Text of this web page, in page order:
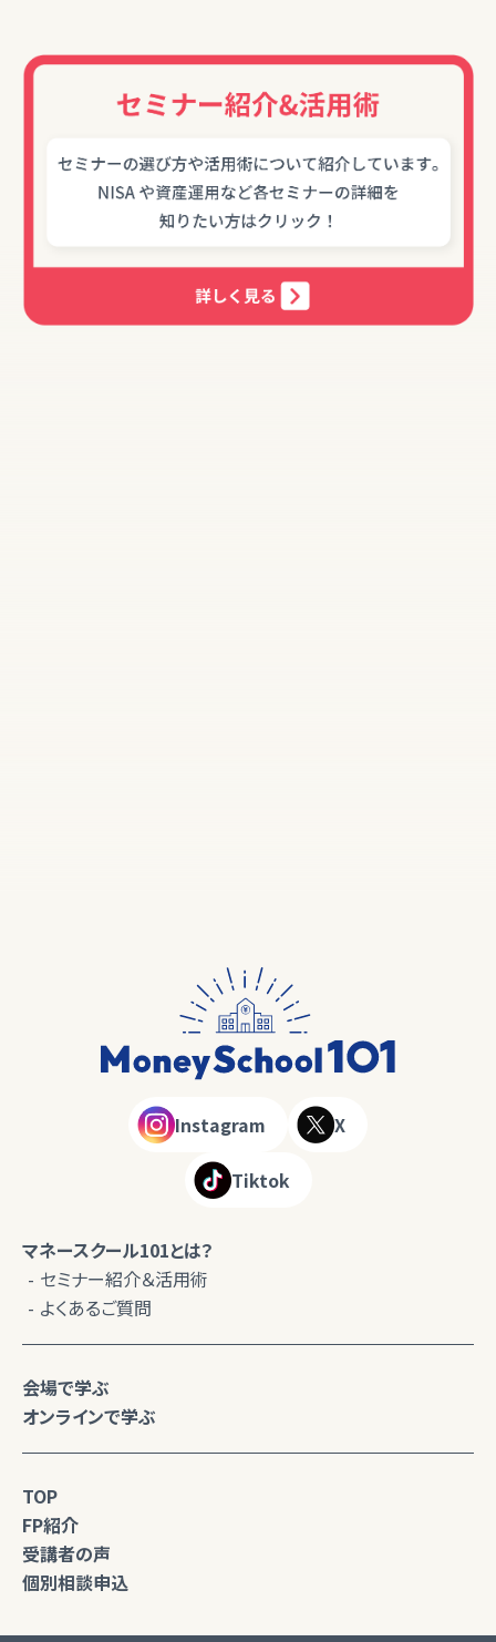
Instagram X
Tiktok
マネースクール101とは？
セミナー紹介＆活用術
よくあるご質問
会場で学ぶ
オンラインで学ぶ
TOP
FP紹介
受講者の声
個別相談申込